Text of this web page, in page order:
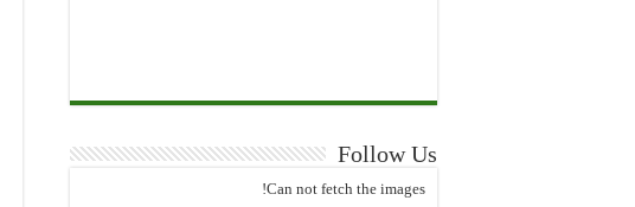
Follow Us
Can not fetch the images!